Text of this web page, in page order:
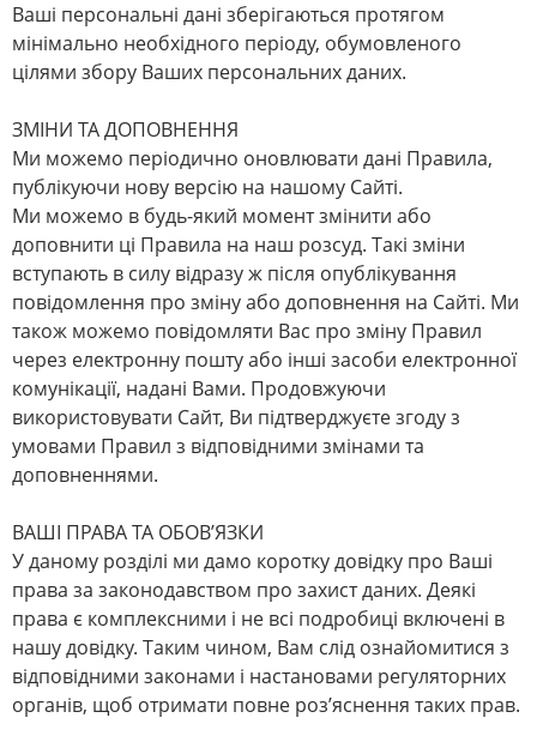
Ваші персональні дані зберігаються протягом
мінімально необхідного періоду, обумовленого
цілями збору Ваших персональних даних.
ЗМІНИ ТА ДОПОВНЕННЯ
Ми можемо періодично оновлювати дані Правила,
публікуючи нову версію на нашому Сайті.
Ми можемо в будь-який момент змінити або
доповнити ці Правила на наш розсуд. Такі зміни
вступають в силу відразу ж після опублікування
повідомлення про зміну або доповнення на Сайті. Ми
також можемо повідомляти Вас про зміну Правил
через електронну пошту або інші засоби електронної
комунікації, надані Вами. Продовжуючи
використовувати Сайт, Ви підтверджуєте згоду з
умовами Правил з відповідними змінами та
доповненнями.
ВАШІ ПРАВА ТА ОБОВ’ЯЗКИ
У даному розділі ми дамо коротку довідку про Ваші
права за законодавством про захист даних. Деякі
права є комплексними і не всі подробиці включені в
нашу довідку. Таким чином, Вам слід ознайомитися з
відповідними законами і настановами регуляторних
органів, щоб отримати повне роз’яснення таких прав.